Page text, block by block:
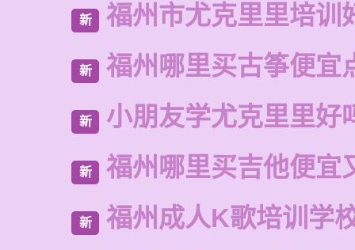
新 福州市尤克里里培训
新 福州哪里买古筝便宜
新 小朋友学尤克里里好
新 福州哪里买吉他便宜
新 福州成人K歌培训学